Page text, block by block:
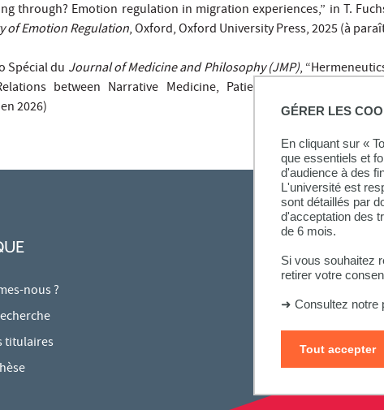
GÉRER LES
En cliquant sur «
que essentiels et
d'audience à des
L'université est
sont détaillés par
d'acceptation des
de 6 mois.
Si vous souhaitez
retirer votre
➜ Consultez notre
Tout accepter
through? Emotion regulation in migration experiences,” in T.
of Emotion Regulation, Oxford, Oxford University Press, 2025 (à
Spécial du Journal of Medicine and Philosophy (JMP),
between Narrative Medicine, Patient Experience and
2026)
nous ?
titulaires